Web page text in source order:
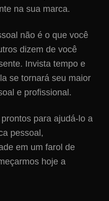
na sua marca.
não é o que você
dizem de você
Invista tempo e
se tornará seu maior
e profissional.
para ajudá-lo a
pessoal,
em um farol de
hoje a